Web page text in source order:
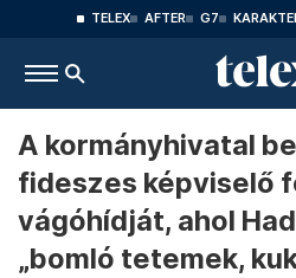
TELEX AFTER G7
A kormányhivatal
fideszes képviselő
vágóhídját, ahol
„bomló tetemek,